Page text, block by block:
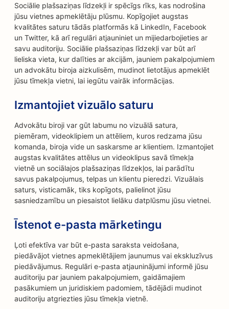
Sociālie plašsaziņas līdzekļi ir spēcīgs rīks, kas nodrošina
jūsu vietnes apmeklētāju plūsmu. Kopīgojiet augstas
kvalitātes saturu tādās platformās kā LinkedIn, Facebook
un Twitter, kā arī regulāri atjauniniet un mijiedarbojieties ar
savu auditoriju. Sociālie plašsaziņas līdzekļi var būt arī
lieliska vieta, kur dalīties ar akcijām, jauniem pakalpojumiem
un advokātu biroja aizkulisēm, mudinot lietotājus apmeklēt
jūsu tīmekļa vietni, lai iegūtu vairāk informācijas.
Izmantojiet vizuālo saturu
Advokātu biroji var gūt labumu no vizuālā satura,
piemēram, videoklipiem un attēliem, kuros redzama jūsu
komanda, biroja vide un saskarsme ar klientiem. Izmantojiet
augstas kvalitātes attēlus un videoklipus savā tīmekļa
vietnē un sociālajos plašsaziņas līdzekļos, lai parādītu
savus pakalpojumus, telpas un klientu pieredzi. Vizuālais
saturs, visticamāk, tiks kopīgots, palielinot jūsu
sasniedzamību un piesaistot lielāku datplūsmu jūsu vietnei.
Īstenot e-pasta mārketingu
Ļoti efektīva var būt e-pasta saraksta veidošana,
piedāvājot vietnes apmeklētājiem jaunumus vai ekskluzīvus
piedāvājumus. Regulāri e-pasta atjauninājumi informē jūsu
auditoriju par jauniem pakalpojumiem, gaidāmajiem
pasākumiem un juridiskiem padomiem, tādējādi mudinot
auditoriju atgriezties jūsu tīmekļa vietnē.